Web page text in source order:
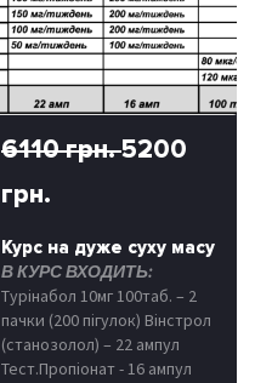
6110 грн.5200
грн.
Курс на дуже суху масу
В КУРС ВХОДИТЬ:
Турінабол 10мг 100таб. – 2
пачки (200 пігулок) Вінстрол
(станозолол) – 22 ампул
Тест.Пропіонат - 16 ампул